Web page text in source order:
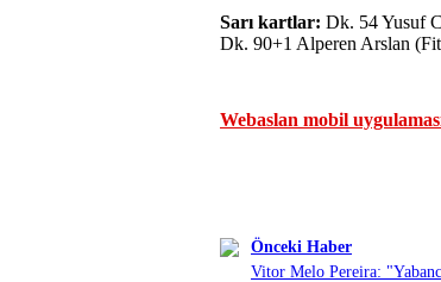
Sarı kartlar: Dk. 54 Yusuf
Dk. 90+1 Alperen Arslan
Webaslan mobil
Önceki Haber
Vitor Melo Pereira: